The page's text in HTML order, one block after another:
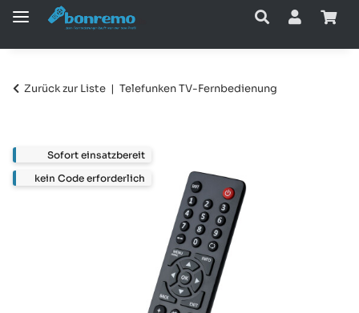
Zurück zur Liste Telefunken TV-Fernbedienung